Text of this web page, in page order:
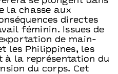
la chasse aux
directes
féminin. Issues de
de main-
les Philippines, les
à la représentation du
du corps. Cet